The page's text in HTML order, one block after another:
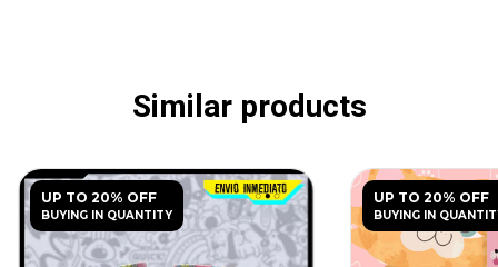
Similar products
UP TO 20% OFF
BUYING IN QUANTITY
UP TO 20% OFF
BUYING IN